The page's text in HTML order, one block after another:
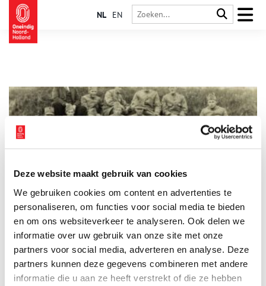
Deze website maakt gebruik van cookies
We gebruiken cookies om content en advertenties te
personaliseren, om functies voor social media te bieden
en om ons websiteverkeer te analyseren. Ook delen we
informatie over uw gebruik van onze site met onze
partners voor social media, adverteren en analyse. Deze
partners kunnen deze gegevens combineren met andere
informatie die u aan ze heeft verstrekt of die ze hebben
NL EN
Al vroeg in de oorlog ontstaat in Naarden één van de eerste
verzetsgroepen van Nederland. Onder leiding van Marinus
Dubelaar stelen zij in de zomer van 1940 explosieven, wapens
en munitie onder de neus van de Duitse bezetter uit een
wapendepot in de vesting. Maar als er verraad in het spel
komt, zijn de consequenties groot.